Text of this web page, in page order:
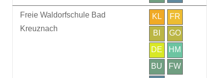
Freie Waldorfschule Bad
Kreuznach
KL
FR
BI
GO
DE
HM
BU
FW